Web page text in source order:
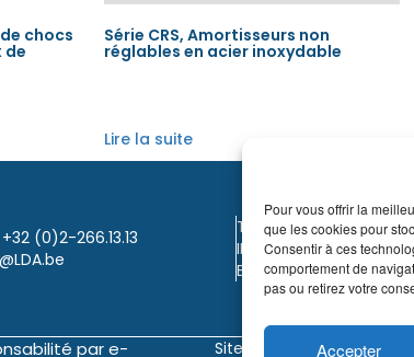
Pour vous offrir la
que les cookies pour
Consentir à ces
comportement de
pas ou retirez votre
Accepter
chocs
de
Série CRS, Amortisseurs non
réglables en acier inoxydable
Lire la suite
(0)2-266.13.13
TVA: BE0405.895.609
IBAN: KBC / BE51 7340
BIC: KBC / KREDBEBB
par e- Site web de © LDA